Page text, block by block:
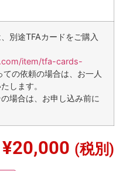
別途TFAカードをご購入
item/tfa-cards-
ての依頼の場合は、お一人
します。
場合は、お申し込み前に
¥20,000 (税別)